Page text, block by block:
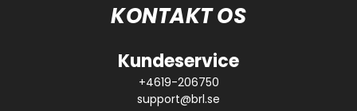
KONTAKT OS
Kundeservice
+4619-206750
support@brl.se